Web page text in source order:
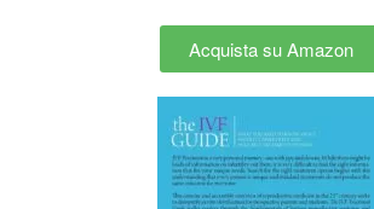
Acquista su Amazon